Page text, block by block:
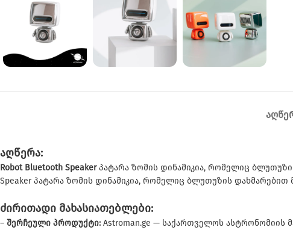
აღწერა:
Robot Bluetooth Speakerპატარა ზომის დინამიკია, რომელიც
Speaker პატარა ზომის დინამიკია, რომელიც ბლუთუზის
ძირითადი მახასიათებლები:
– შერჩეული პროდუქტი: Astroman.ge — საქართველოს ასტრონომიის